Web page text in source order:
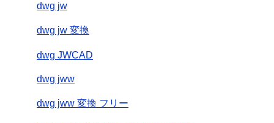
dwg jw
dwg jw 変換
dwg JWCAD
dwg jww
dwg jww 変換 フリー